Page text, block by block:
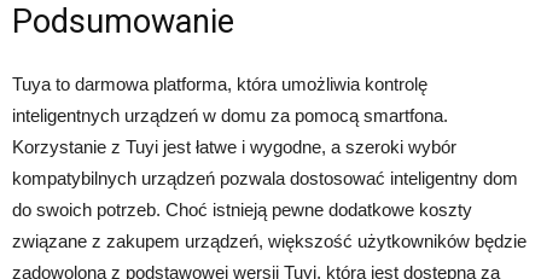
Podsumowanie
Tuya to darmowa platforma, która umożliwia kontrolę
inteligentnych urządzeń w domu za pomocą smartfona.
Korzystanie z Tuyi jest łatwe i wygodne, a szeroki wybór
kompatybilnych urządzeń pozwala dostosować inteligentny dom
do swoich potrzeb. Choć istnieją pewne dodatkowe koszty
związane z zakupem urządzeń, większość użytkowników będzie
zadowolona z podstawowej wersji Tuyi, która jest dostępna za